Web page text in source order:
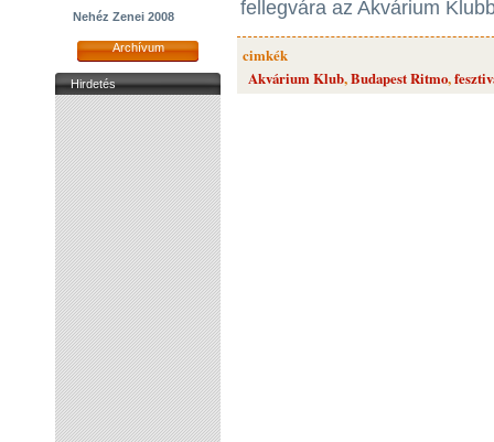
Nehéz Zenei 2008
Archívum
Hirdetés
fellegvára az Akvárium
cimkék
Akvárium Klub,Budapest Ritmo,